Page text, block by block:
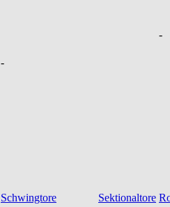
-
-
Schwingtore Sektionaltore